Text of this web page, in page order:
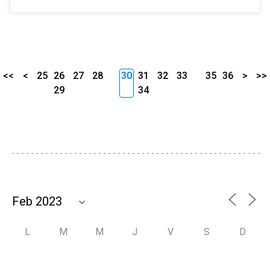
<< < 25 26 27
28
29
30 31 32
33
34
35 36 > >>
L M M J V S D